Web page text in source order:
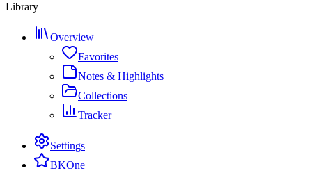
Library
Overview
Favorites
Notes & Highlights
Collections
Tracker
Settings
BKOne